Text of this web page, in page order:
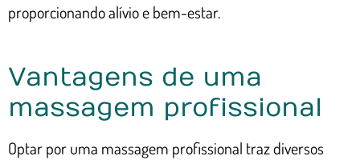
proporcionando alívio e bem-estar.
Vantagens de uma
massagem profissional
Optar por uma massagem profissional traz diversos